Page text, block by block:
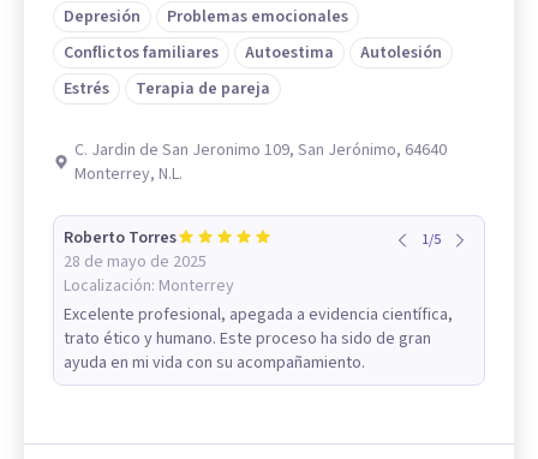
Depresión
Problemas emocionales
Conflictos familiares
Autoestima
Autolesión
Estrés
Terapia de pareja
C. Jardin de San Jeronimo 109, San Jerónimo, 64640
Monterrey, N.L.
Roberto Torres
28 de mayo de 2025
Localización: Monterrey
1/5
Excelente profesional, apegada a evidencia científica,
trato ético y humano. Este proceso ha sido de gran
ayuda en mi vida con su acompañamiento.